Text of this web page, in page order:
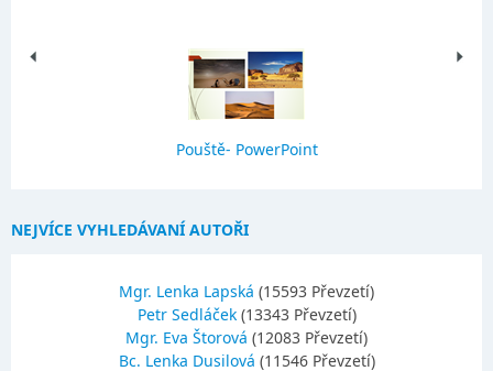
Pouště- PowerPoint
NEJVÍCE VYHLEDÁVANÍ AUTOŘI
Mgr. Lenka Lapská (15593 Převzetí)
Petr Sedláček (13343 Převzetí)
Mgr. Eva Štorová (12083 Převzetí)
Bc. Lenka Dusilová (11546 Převzetí)